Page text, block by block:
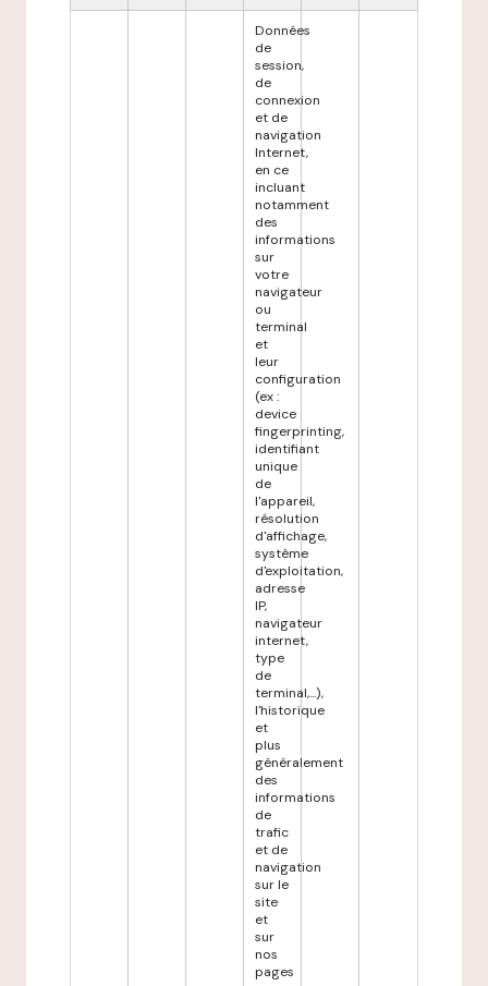
Données
de
session,
de
connexion
et de
navigation
Internet,
en ce
incluant
notamment
des
informations
sur
votre
navigateur
ou
terminal
et
leur
configuration
(ex :
device
fingerprinting,
identifiant
unique
de
l'appareil,
résolution
d'affichage,
système
d'exploitation,
adresse
IP,
navigateur
internet,
type
de
terminal,...),
l'historique
et
plus
généralement
des
informations
de
trafic
et de
navigation
sur le
site
et
sur
nos
pages